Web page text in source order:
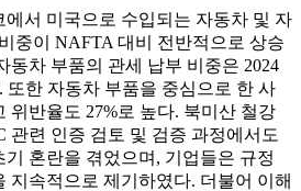
에서 미국으로 수입되는 자동차 및 자
중이 NAFTA 대비 전반적으로 상승
동차 부품의 관세 납부 비중은 2024
또한 자동차 부품을 중심으로 한 사
위반율도 27%로 높다. 북미산 철강
관련 인증 검토 및 검증 과정에서도
혼란을 겪었으며, 기업들은 규정
지속적으로 제기하였다. 더불어 이해